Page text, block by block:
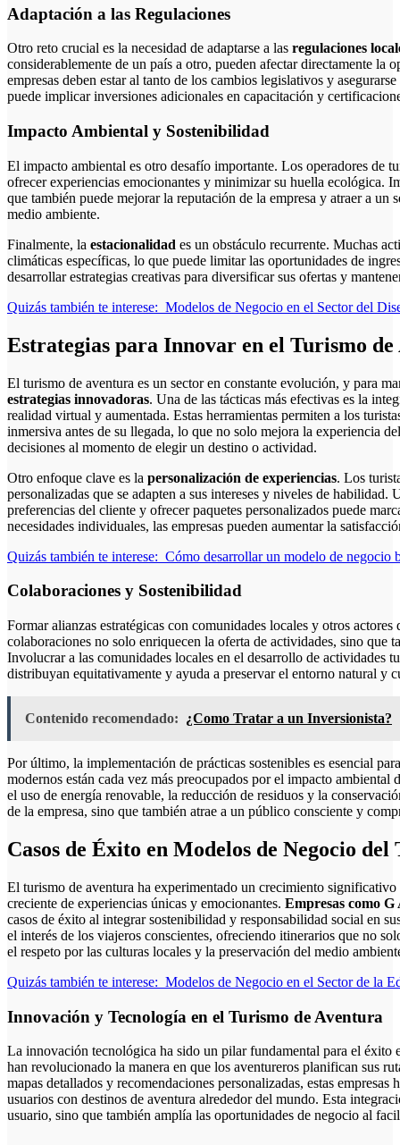
Adaptación a las Regulaciones
Otro reto crucial es la necesidad de adaptarse a las regulaciones
considerablemente de un país a otro, pueden afectar directamente la
empresas deben estar al tanto de los cambios legislativos y
puede implicar inversiones adicionales en capacitación y
Impacto Ambiental y Sostenibilidad
El impacto ambiental es otro desafío importante. Los operadores de
ofrecer experiencias emocionantes y minimizar su huella ecológica.
que también puede mejorar la reputación de la empresa y atraer a un
medio ambiente.
Finalmente, la estacionalidad es un obstáculo recurrente. Muchas
climáticas específicas, lo que puede limitar las oportunidades de
desarrollar estrategias creativas para diversificar sus ofertas y
Quizás también te interese: Modelos de Negocio en el Sector del
Estrategias para Innovar en el Turismo
El turismo de aventura es un sector en constante evolución, y para
estrategias innovadoras. Una de las tácticas más efectivas es la
realidad virtual y aumentada. Estas herramientas permiten a los
inmersiva antes de su llegada, lo que no solo mejora la experiencia
decisiones al momento de elegir un destino o actividad.
Otro enfoque clave es la personalización de experiencias. Los
personalizadas que se adapten a sus intereses y niveles de habilidad.
preferencias del cliente y ofrecer paquetes personalizados puede
necesidades individuales, las empresas pueden aumentar la
Quizás también te interese: Cómo desarrollar un modelo de negocio
Colaboraciones y Sostenibilidad
Formar alianzas estratégicas con comunidades locales y otros actores
colaboraciones no solo enriquecen la oferta de actividades, sino que
Involucrar a las comunidades locales en el desarrollo de actividades
distribuyan equitativamente y ayuda a preservar el entorno natural y
Contenido recomendado: ¿Como Tratar a un Inversionista?
Por último, la implementación de prácticas sostenibles es esencial
modernos están cada vez más preocupados por el impacto
el uso de energía renovable, la reducción de residuos y la
de la empresa, sino que también atrae a un público consciente y
Casos de Éxito en Modelos de Negocio
El turismo de aventura ha experimentado un crecimiento
creciente de experiencias únicas y emocionantes. Empresas como
casos de éxito al integrar sostenibilidad y responsabilidad social en
el interés de los viajeros conscientes, ofreciendo itinerarios que no
el respeto por las culturas locales y la preservación del medio
Quizás también te interese: Modelos de Negocio en el Sector de la
Innovación y Tecnología en el Turismo de Aventura
La innovación tecnológica ha sido un pilar fundamental para el éxito
han revolucionado la manera en que los aventureros planifican sus
mapas detallados y recomendaciones personalizadas, estas
usuarios con destinos de aventura alrededor del mundo. Esta
usuario, sino que también amplía las oportunidades de negocio al